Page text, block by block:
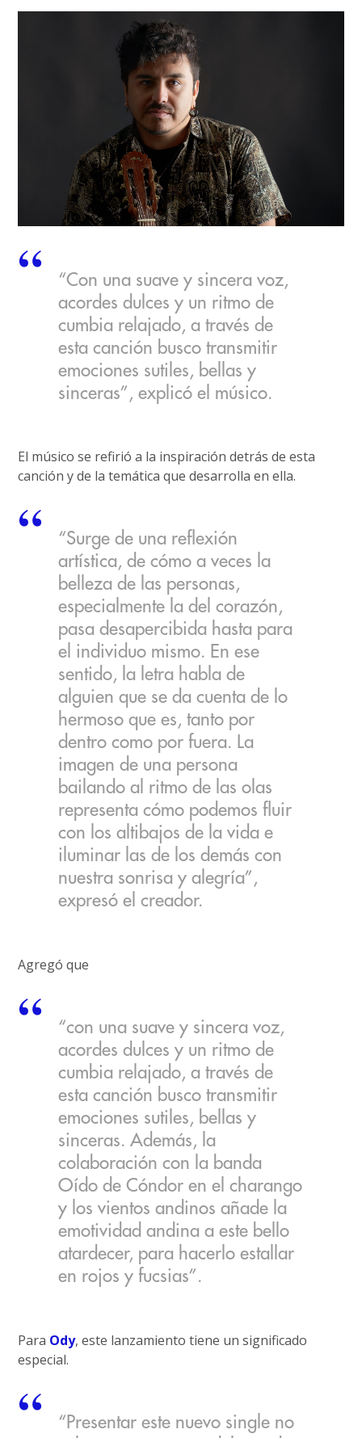
“Con una suave y sincera voz,
acordes dulces y un ritmo de
cumbia relajado, a través de
esta canción busco transmitir
emociones sutiles, bellas y
sinceras”, explicó el músico.
El músico se refirió a la inspiración detrás de esta
canción y de la temática que desarrolla en ella.
“Surge de una reflexión
artística, de cómo a veces la
belleza de las personas,
especialmente la del corazón,
pasa desapercibida hasta para
el individuo mismo. En ese
sentido, la letra habla de
alguien que se da cuenta de lo
hermoso que es, tanto por
dentro como por fuera. La
imagen de una persona
bailando al ritmo de las olas
representa cómo podemos fluir
con los altibajos de la vida e
iluminar las de los demás con
nuestra sonrisa y alegría”,
expresó el creador.
Agregó que
“con una suave y sincera voz,
acordes dulces y un ritmo de
cumbia relajado, a través de
esta canción busco transmitir
emociones sutiles, bellas y
sinceras. Además, la
colaboración con la banda
Oído de Cóndor en el charango
y los vientos andinos añade la
emotividad andina a este bello
atardecer, para hacerlo estallar
en rojos y fucsias”.
Para Ody, este lanzamiento tiene un significado
especial.
“Presentar este nuevo single no